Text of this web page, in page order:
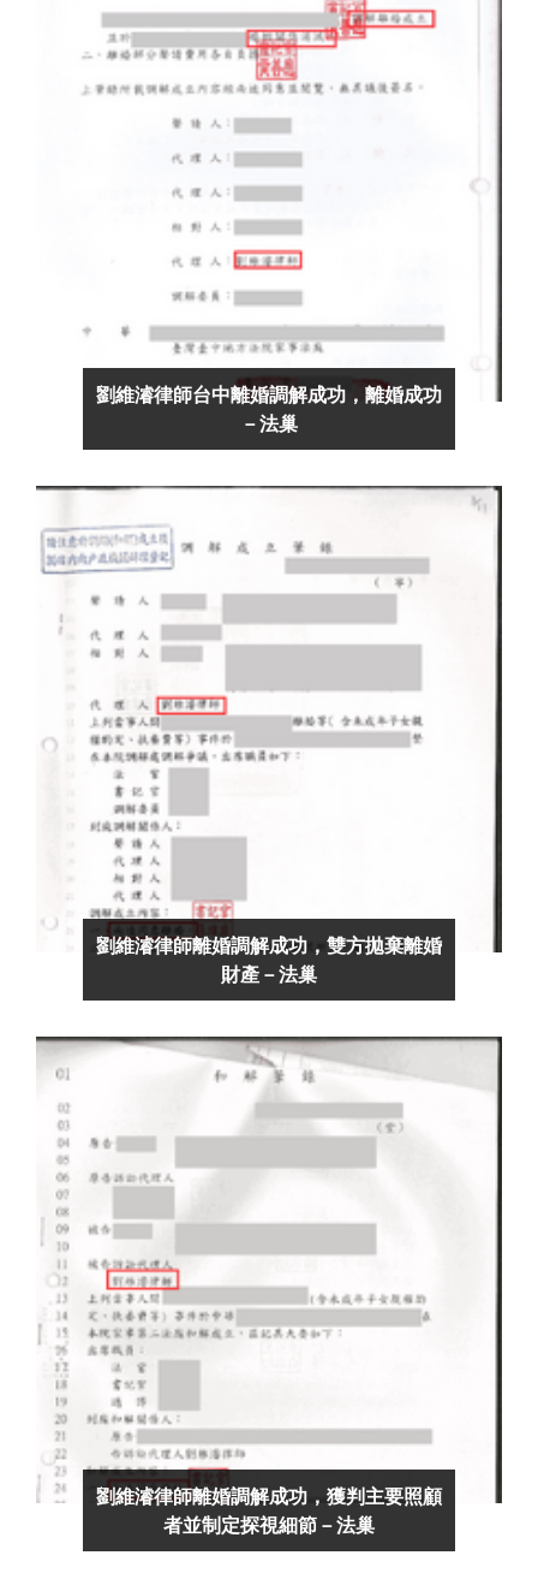
劉維濬律師台中離婚調解成功，離婚成功
－法巢
劉維濬律師離婚調解成功，雙方拋棄離婚
財產－法巢
劉維濬律師離婚調解成功，獲判主要照顧
者並制定探視細節－法巢